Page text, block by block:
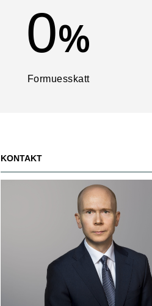
0%
Formuesskatt
KONTAKT
Om oss
Innsikt
Karriere